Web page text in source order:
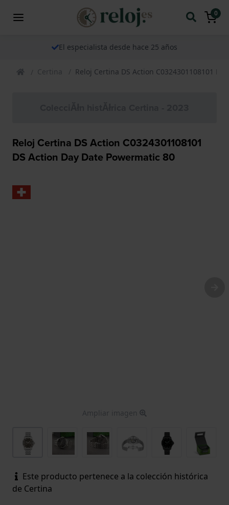
0
El especialista desde hace 25 años
Certina Reloj Certina DS Action C0324301108101
Reloj Certina DS Action C0324301108101
DS Action Day Date Powermatic 80
Ampliar imagen
Este producto pertenece a la colección histórica
de Certina